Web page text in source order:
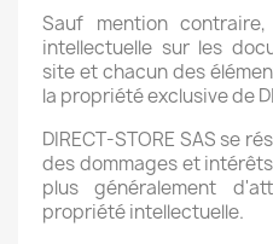
Sauf mention
intellectuelle sur les
site et chacun des
la propriété exclusive de
DIRECT-STORE SAS se
des dommages et
plus généralement
propriété intellectuelle.